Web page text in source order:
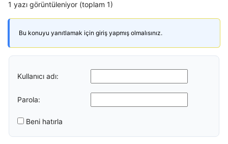
1 yazı görüntüleniyor (toplam 1)
Bu konuyu yanıtlamak için giriş yapmış olmalısınız.
Kullanıcı adı:
Parola:
Beni hatırla